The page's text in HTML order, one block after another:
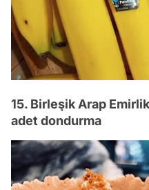
15. Birleşik Arap
adet dondurma